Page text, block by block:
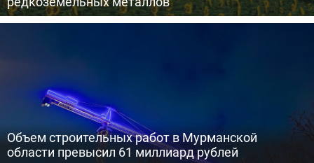
Объем строительных работ в Мурманской
области превысил 61 миллиард рублей